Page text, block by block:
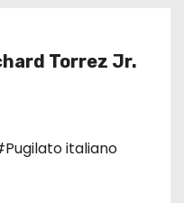
Torrez Jr.
italiano